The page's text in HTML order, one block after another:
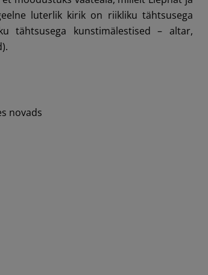
luterlik kirik on riikliku tähtsusega
tähtsusega kunstimälestised – altar,
novads